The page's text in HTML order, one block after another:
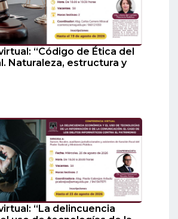
“Código de Ética del
Naturaleza, estructura y
“La delincuencia